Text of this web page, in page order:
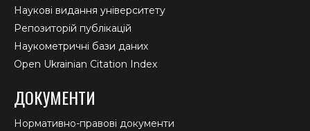
Наукові видання університету
Репозиторій публікацій
Наукометричні бази даних
Open Ukrainian Citation Index
ДОКУМЕНТИ
Нормативно-правові документи